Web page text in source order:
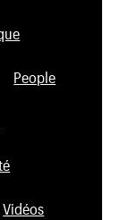
People
Vidéos